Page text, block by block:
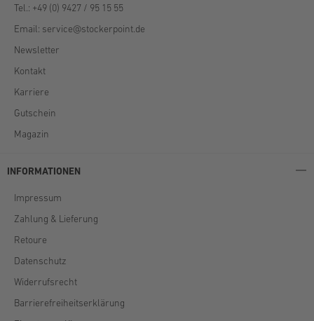
Tel.: +49 (0) 9427 / 95 15 55
Email: service@stockerpoint.de
Newsletter
Kontakt
Karriere
Gutschein
Magazin
INFORMATIONEN
Impressum
Zahlung & Lieferung
Retoure
Datenschutz
Widerrufsrecht
Barrierefreiheitserklärung